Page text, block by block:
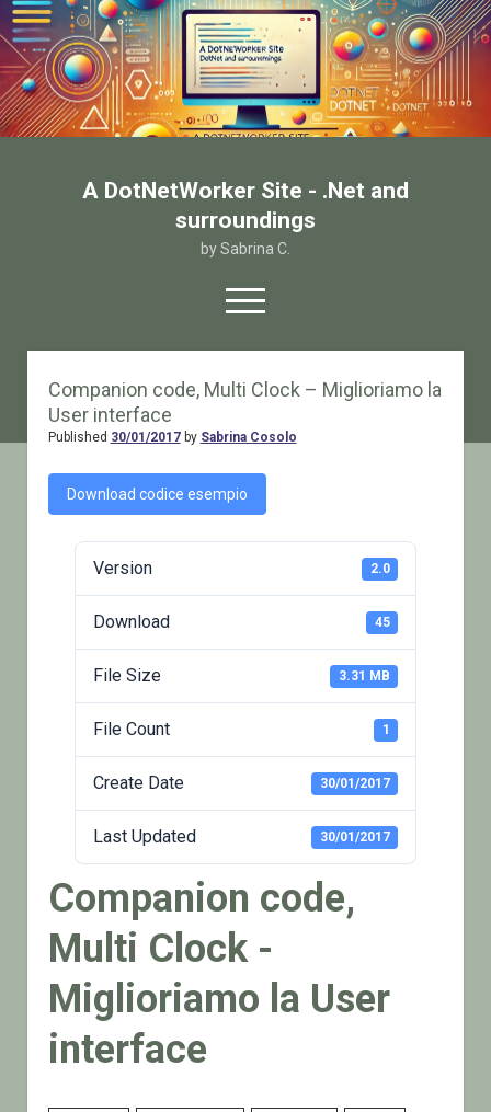
A DotNetWorker Site - .Net and
surroundings
by Sabrina C.
open
menu
twitterfacebook
email-form
Contatto
Companion code, Multi Clock – Miglioriamo la
User interface
Published 30/01/2017by Sabrina Cosolo
Download codice esempio
Version 2.0
Download 45
File Size 3.31 MB
File Count 1
Create Date 30/01/2017
Last Updated 30/01/2017
Companion code,
Multi Clock -
Miglioriamo la User
interface